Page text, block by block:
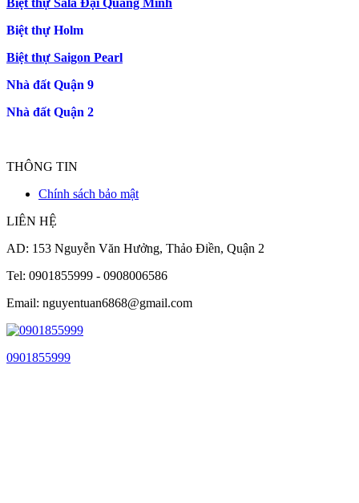
Biệt thự Holm
Biệt thự Saigon Pearl
Nhà đất Quận 9
Nhà đất Quận 2
THÔNG TIN
Chính sách bảo mật
LIÊN HỆ
AD: 153 Nguyễn Văn Hưởng, Thảo Điền, Quận 2
Tel: 0901855999 - 0908006586
Email: nguyentuan6868@gmail.com
0901855999